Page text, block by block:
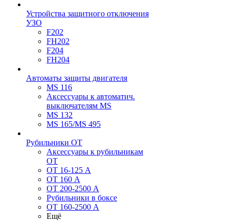
Устройства защитного отключения
УЗО
F202
FH202
F204
FH204
Автоматы защиты двигателя
MS 116
Аксессуары к автоматич.
выключателям MS
MS 132
MS 165/MS 495
Рубильники ОТ
Аксессуары к рубильникам
OT
OT 16-125 А
OT 160 А
OT 200-2500 А
Рубильники в боксе
OT 160-2500 А
Ещё